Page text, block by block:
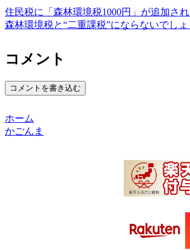
住民税に「森林環境税1000円」が追加さ
森林環境税と“二重課税”にならないでしょ
コメント
コメントを書き込む
ホーム
かごんま